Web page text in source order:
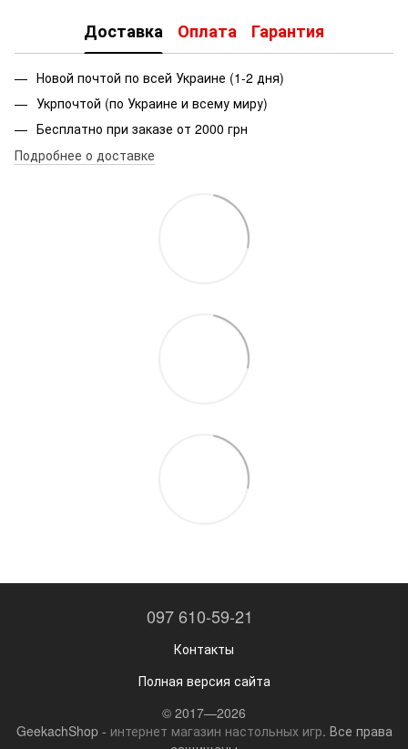
Доставка Оплата Гарантия
Новой почтой по всей Украине (1-2 дня)
Укрпочтой (по Украине и всему миру)
Бесплатно при заказе от 2000 грн
Подробнее о доставке
097 610-59-21
Контакты
Полная версия сайта
© 2017—2026
GeekachShop - интернет магазин настольных игр. Все права